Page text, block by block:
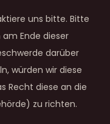
uns bitte. Bitte
Ende dieser
darüber
würden wir diese
Recht diese an die
zu richten.